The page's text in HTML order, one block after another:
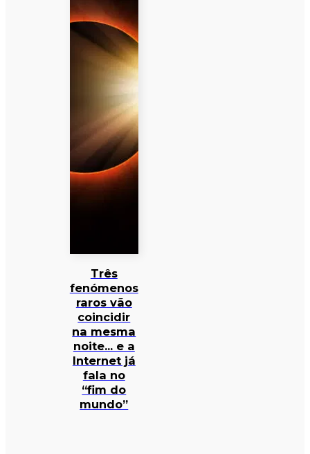
Três
fenómenos
raros vão
coincidir
na mesma
noite… e a
Internet já
fala no
“fim do
mundo”